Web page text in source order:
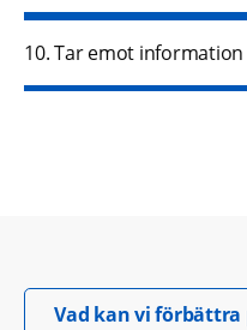
10. Tar emot information
Vad kan vi förbättra